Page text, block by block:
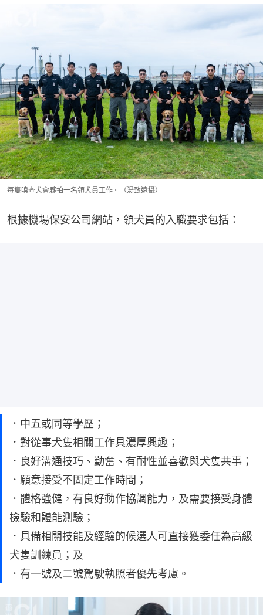
每隻嗅查犬會夥拍一名領犬員工作。（湯致遠攝）
根據機場保安公司網站，領犬員的入職要求包括：
．中五或同等學歷；
．對從事犬隻相關工作具濃厚興趣；
．良好溝通技巧、勤奮、有耐性並喜歡與犬隻共事；
．願意接受不固定工作時間；
．體格強健，有良好動作協調能力，及需要接受身體
檢驗和體能測驗；
．具備相關技能及經驗的候選人可直接獲委任為高級
犬隻訓練員；及
．有一號及二號駕駛執照者優先考慮。